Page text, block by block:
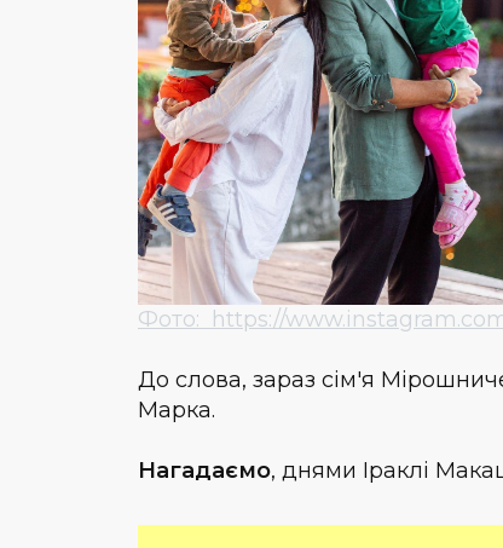
Фото: https://
До слова, зараз сім'я
Марка.
Нагадаємо, днями Іраклі